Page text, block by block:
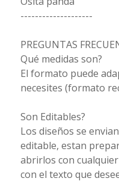
--------------------
PREGUNTAS
Qué medidas son?
El formato puede
necesites (formato
Son Editables?
Los diseños se
editable, estan
abrirlos con
con el texto que